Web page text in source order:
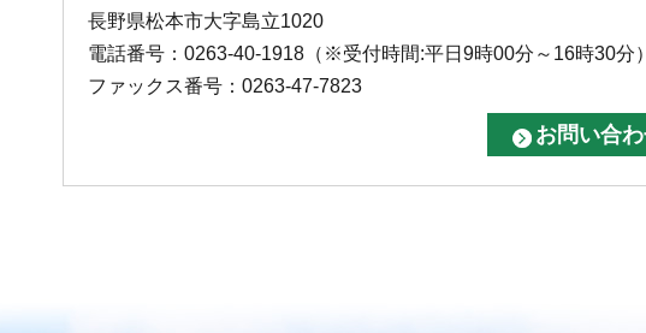
長野県松本市大字島立1020
電話番号：0263-40-1918（※受付時間:平日9時00分～16時30分）
ファックス番号：0263-47-7823